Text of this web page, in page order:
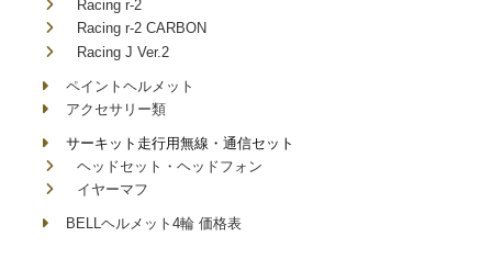
Racing r-2
Racing r-2 CARBON
Racing J Ver.2
ペイントヘルメット
アクセサリー類
サーキット走行用無線・通信セット
ヘッドセット・ヘッドフォン
イヤーマフ
BELLヘルメット4輪 価格表